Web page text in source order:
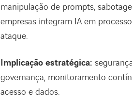
manipulação de prompts,
empresas integram IA em
ataque.
Implicação estratégica:
governança, monitoramento
acesso e dados.